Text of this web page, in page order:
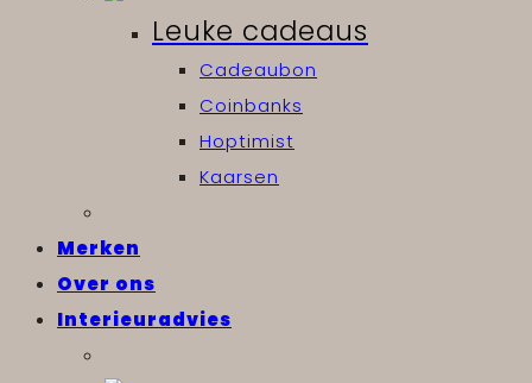
Leuke cadeaus
Cadeaubon
Coinbanks
Hoptimist
Kaarsen
Merken
Over ons
Interieuradvies